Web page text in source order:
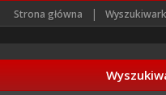
Strona główna |